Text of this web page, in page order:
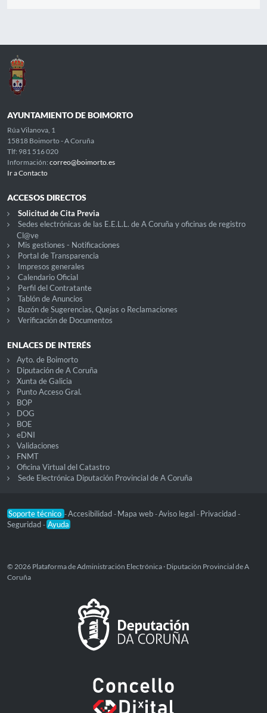
AYUNTAMIENTO DE BOIMORTO
Rúa Vilanova, 1
15818 Boimorto - A Coruña
Tlf: 981 516 020
Información: correo@boimorto.es
Ir a Contacto
ACCESOS DIRECTOS
Solicitud de Cita Previa
Sedes electrónicas de las E.E.L.L. de A Coruña y oficinas de registro
Cl@ve
Mis gestiones - Notificaciones
Portal de Transparencia
Impresos generales
Calendario Oficial
Perfil del Contratante
Tablón de Anuncios
Buzón de Sugerencias, Quejas o Reclamaciones
Verificación de Documentos
ENLACES DE INTERÉS
Ayto. de Boimorto
Diputación de A Coruña
Xunta de Galicia
Punto Acceso Gral.
BOP
DOG
BOE
eDNI
Validaciones
FNMT
Oficina Virtual del Catastro
Sede Electrónica Diputación Provincial de A Coruña
Soporte técnico -Accesibilidad - Mapa web -Aviso legal - Privacidad -
Seguridad - Ayuda
© 2026 Plataforma de Administración Electrónica · Diputación Provincial de A
Coruña